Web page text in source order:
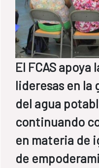
manifiestan en el
agua, cómo esto
con su lucha, van
cambio.
El FCAS apoya
lideresas en
del agua
continuando
en materia de
de